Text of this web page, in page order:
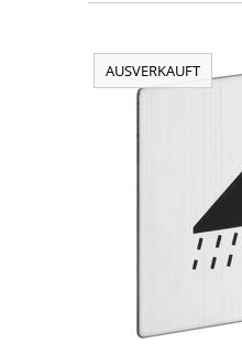
AUSVERKAUFT